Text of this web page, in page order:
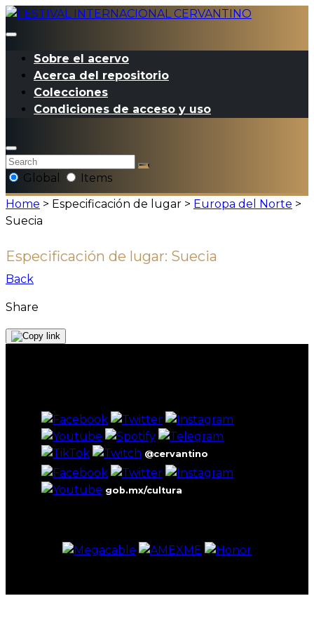
Sobre el acervo
Acerca del repositorio
Colecciones
Condiciones de acceso y uso
Global
Items
Home > Especificación de lugar > Europa del Norte >
Suecia
Especificación de lugar: Suecia
Back
Share
@cervantino
gob.mx/cultura